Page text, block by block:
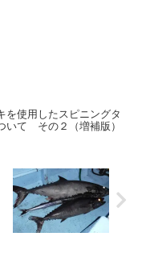
を使用したスピニングタ
いて その２（増補版）